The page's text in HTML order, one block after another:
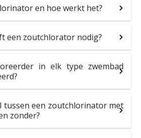
en hoe werkt het?
een zoutchlorator nodig?
in elk type zwembad
tussen een zoutchlorinator met
zonder?